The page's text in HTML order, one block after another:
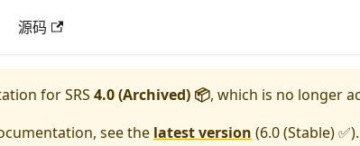
源码
forSRS 4.0 (Archived) 📦, which is no longer
see the latest version (6.0 (Stable) ✅).